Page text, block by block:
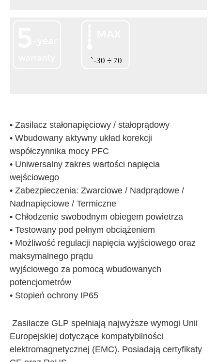
• Zasilacz stałonapięciowy / stałoprądowy
• Wbudowany aktywny układ korekcji
współczynnika mocy PFC
• Uniwersalny zakres wartości napięcia
wejściowego
• Zabezpieczenia: Zwarciowe / Nadprądowe /
Nadnapięciowe / Termiczne
• Chłodzenie swobodnym obiegem powietrza
• Testowany pod pełnym obciążeniem
• Możliwość regulacji napięcia wyjściowego oraz
maksymalnego prądu
wyjściowego za pomocą wbudowanych
potencjometrów
• Stopień ochrony IP65
Zasilacze GLP spełniają najwyższe wymogi Unii
Europejskiej dotyczące kompatybilności
elektromagnetycznej (EMC). Posiadają certyfikaty